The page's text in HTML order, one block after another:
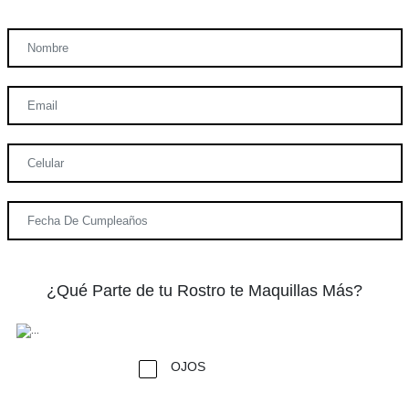
¿Qué Parte de tu Rostro te Maquillas Más?
OJOS